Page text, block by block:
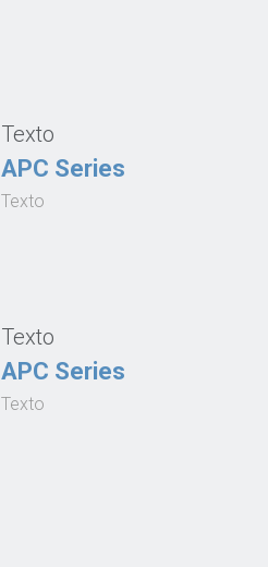
Texto
APC Series
Texto
Texto
APC Series
Texto